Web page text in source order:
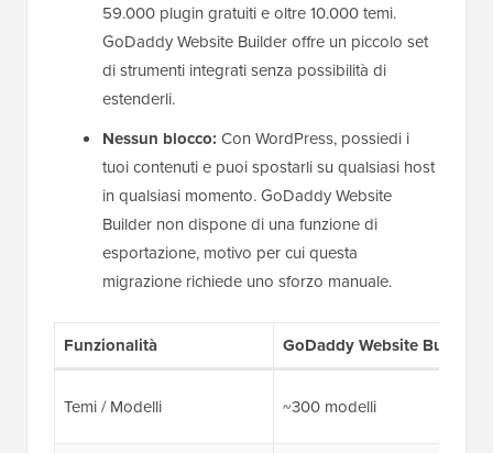
59.000 plugin gratuiti e oltre 10.000 temi.
GoDaddy Website Builder offre un piccolo set
di strumenti integrati senza possibilità di
estenderli.
Nessun blocco: Con WordPress, possiedi i
tuoi contenuti e puoi spostarli su qualsiasi host
in qualsiasi momento. GoDaddy Website
Builder non dispone di una funzione di
esportazione, motivo per cui questa
migrazione richiede uno sforzo manuale.
Funzionalità GoDaddy Website Builder
Temi / Modelli ~300 modelli